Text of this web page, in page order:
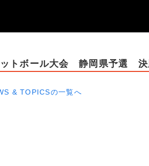
ットボール大会 静岡県予選 決
& TOPICSの一覧へ